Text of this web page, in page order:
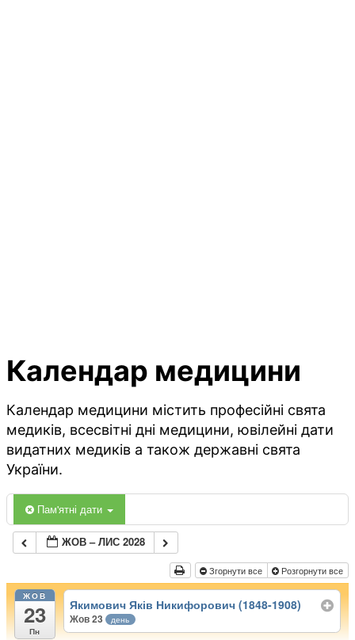
Календар медицини
Календар медицини містить професійні свята
медиків, всесвітні дні медицини, ювілейні дати
видатних медиків а також державні свята
України.
Пам'ятні дати
ЖОВ – ЛИС 2028
Згорнути все Розгорнути все
ЖОВ
23
Пн
Якимович Яків Никифорович (1848-1908)
Жов 23 день